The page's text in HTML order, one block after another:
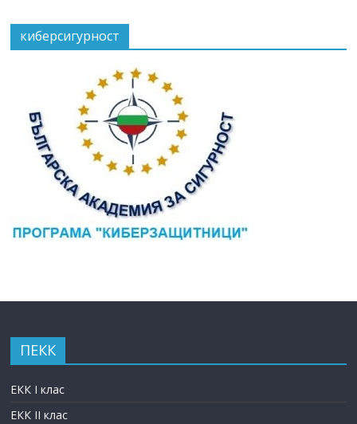
киберсигурност
ПЕКК
ЕКК I клас
ЕКК II клас